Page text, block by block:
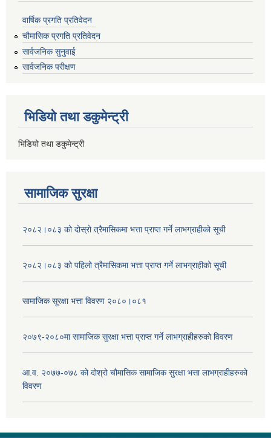
वार्षिक प्रगति प्रतिवेदन
चौमासिक प्रगति प्रतिवेदन
सार्वजनिक सुनुवाई
सार्वजनिक परीक्षण
भिडियो तथा डकुमेन्ट्री
भिडियो तथा डकुमेन्ट्री
सामाजिक सुरक्षा
२०८२।०८३ को दोस्रो त्रैमासिकमा भत्ता प्राप्‍त गर्ने लाभग्राहीको सूची
२०८२।०८३ को पहिलो त्रैमासिकमा भत्ता प्राप्‍त गर्ने लाभग्राहीको सूची
सामाजिक सूरक्षा भत्ता विवरण २०८०।०८१
२०७९-२०८०मा सामाजिक सुरक्षा भत्ता प्राप्त गर्ने लाभग्राहीहरुको विवरण
आ.व. २०७७-०७८ को दोश्रो चौमासिक सामाजिक सुरक्षा भत्ता लाभग्राहीहरुको
विवरण